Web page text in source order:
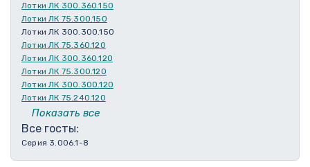
Лотки ЛК 300.360.150
Лотки ЛК 75.300.150
Лотки ЛК 300.300.150
Лотки ЛК 75.360.120
Лотки ЛК 300.360.120
Лотки ЛК 75.300.120
Лотки ЛК 300.300.120
Лотки ЛК 75.240.120
Лотки ЛК 300.240.120
Лотки ЛК 75.210.120
Лотки ЛК 300.180.120
Показать все
Все госты:
Серия 3.006.1-8